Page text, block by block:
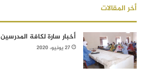
أخر المقالات
أخبار سارة لكافة المدرسين
27 يونيو، 2020